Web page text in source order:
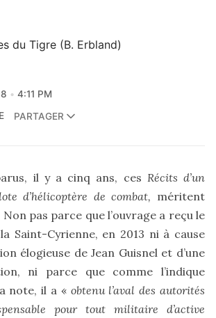
4:11 PM
PARTAGER
il y a cinq ans, ces Récits d’un
d’hélicoptère de combat, méritent
pas parce que l’ouvrage a reçu le
Saint-Cyrienne, en 2013 ni à cause
élogieuse de Jean Guisnel et d’une
ni parce que comme l’indique
note, il a « obtenu l’aval des autorités
pour tout militaire d’active